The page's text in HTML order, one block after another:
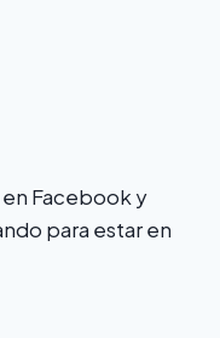
Facebook y
para estar en